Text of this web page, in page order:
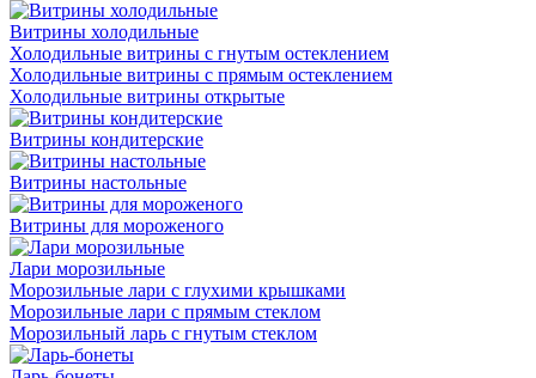
Витрины холодильные
Холодильные витрины с гнутым остеклением
Холодильные витрины с прямым остеклением
Холодильные витрины открытые
Витрины кондитерские
Витрины настольные
Витрины для мороженого
Лари морозильные
Морозильные лари с глухими крышками
Морозильные лари с прямым стеклом
Морозильный ларь с гнутым стеклом